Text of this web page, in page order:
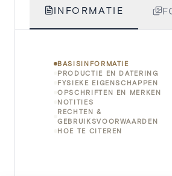
INFORMATIE
BASISINFORMATIE
PRODUCTIE EN DATERING
FYSIEKE EIGENSCHAPPEN
OPSCHRIFTEN EN MERKEN
NOTITIES
RECHTEN &
GEBRUIKSVOORWAARDEN
HOE TE CITEREN